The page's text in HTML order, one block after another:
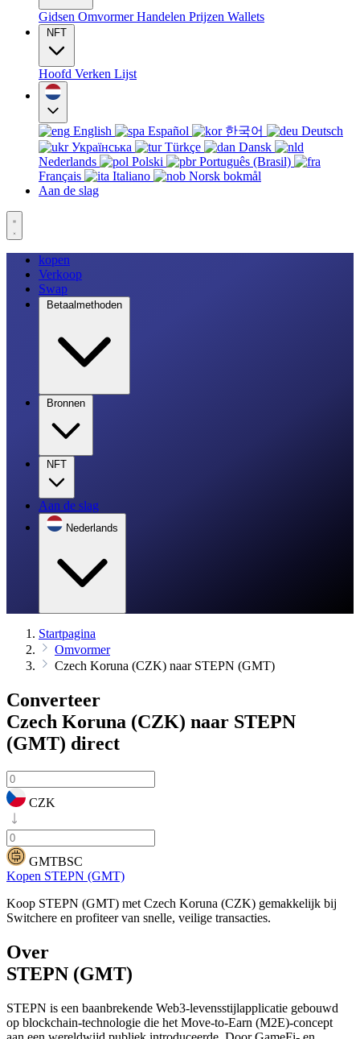
Gidsen OmvormerHandelen Prijzen Wallets
NFT
Hoofd Verken Lijst
English Español 한국어
Deutsch
Українська
Türkçe
Dansk
Nederlands
Polski
Português (Brasil)
Français
Italiano
Norsk bokmål
Aan de slag
kopen
Verkoop
Swap
Betaalmethoden
Bronnen
NFT
Aan de slag
Nederlands
Startpagina
Omvormer
Czech Koruna (CZK) naar STEPN (GMT)
Converteer
Czech Koruna (CZK) naar STEPN
(GMT) direct
CZK
GMTBSC
Kopen STEPN (GMT)
Koop STEPN (GMT) met Czech Koruna (CZK) gemakkelijk bij
Switchere en profiteer van snelle, veilige transacties.
Over
STEPN (GMT)
STEPN is een baanbrekende Web3-levensstijlapplicatie gebouwd
op blockchain-technologie die het Move-to-Earn (M2E)-concept